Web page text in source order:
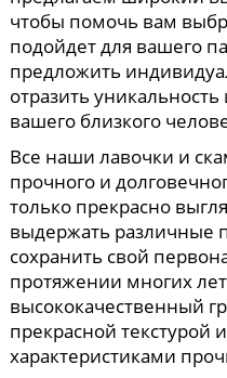
чтобы помочь вам
подойдет для вашего
предложить
отразить
вашего близкого
Все наши лавочки и
прочного и
только прекрасно
выдержать различные
сохранить свой
протяжении многих
высококачественный
прекрасной текстурой
характеристиками